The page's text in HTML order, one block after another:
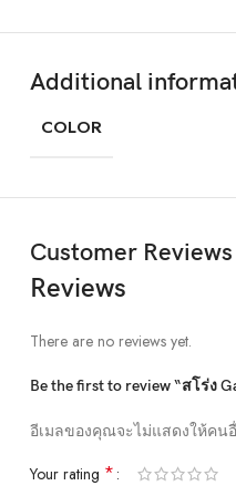
Rated for drops up to 6 feet,
during an impact. We even
Questions & Answers
Additional
COLOR
Customer Reviews
Reviews
There are no reviews yet.
Be the first to review “สโร่ง
อีเมลของคุณจะไม่แสดงให้คน
Your rating *